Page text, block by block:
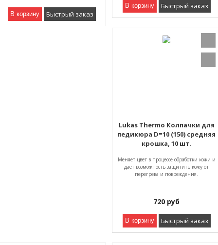
В корзину Быстрый заказ
В корзину Быстрый заказ
Lukas Thermo Колпачки для
педикюра D=10 (150) средняя
крошка, 10 шт.
Mеняет цвет в процессе обработки кожи и
дает возможность защитить кожу от
перегрева и повреждения.
720 руб
В корзину Быстрый заказ